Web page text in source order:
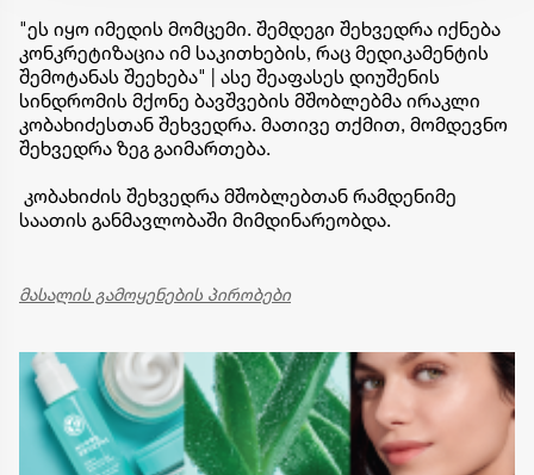
"ეს იყო იმედის მომცემი. შემდეგი შეხვედრა იქნება
კონკრეტიზაცია იმ საკითხების, რაც მედიკამენტის
შემოტანას შეეხება" | ასე შეაფასეს დიუშენის
სინდრომის მქონე ბავშვების მშობლებმა ირაკლი
კობახიძესთან შეხვედრა. მათივე თქმით, მომდევნო
შეხვედრა ზეგ გაიმართება.
კობახიძის შეხვედრა მშობლებთან რამდენიმე
საათის განმავლობაში მიმდინარეობდა.
მასალის გამოყენების პირობები